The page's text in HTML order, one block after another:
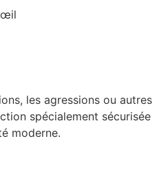
les agressions ou autres
spécialement sécurisée
moderne.